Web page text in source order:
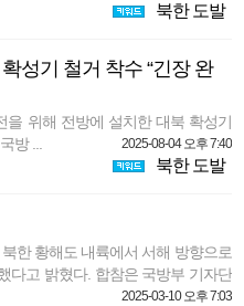
북한 도발
성기 철거 착수 “긴장 완
을 위해 전방에 설치한 대북 확성기
방 ...
2025-08-04 오후 7:40
북한 도발
한 황해도 내륙에서 서해 방향으로
다고 밝혔다. 합참은 국방부 기자단
2025-03-10 오후 7:03